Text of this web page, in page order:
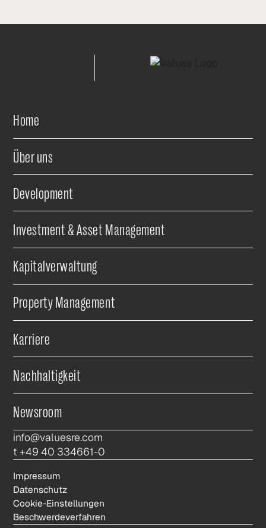
info@valuesre.com
t +49 40 334661-0
Impressum
Datenschutz
Cookie-Einstellungen
Beschwerdeverfahren
Home
Über uns
Development
Investment & Asset Management
Kapitalverwaltung
Property Management
Karriere
Nachhaltigkeit
Newsroom